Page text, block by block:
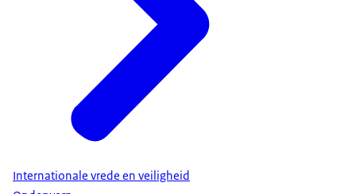
Internationale vrede en veiligheid